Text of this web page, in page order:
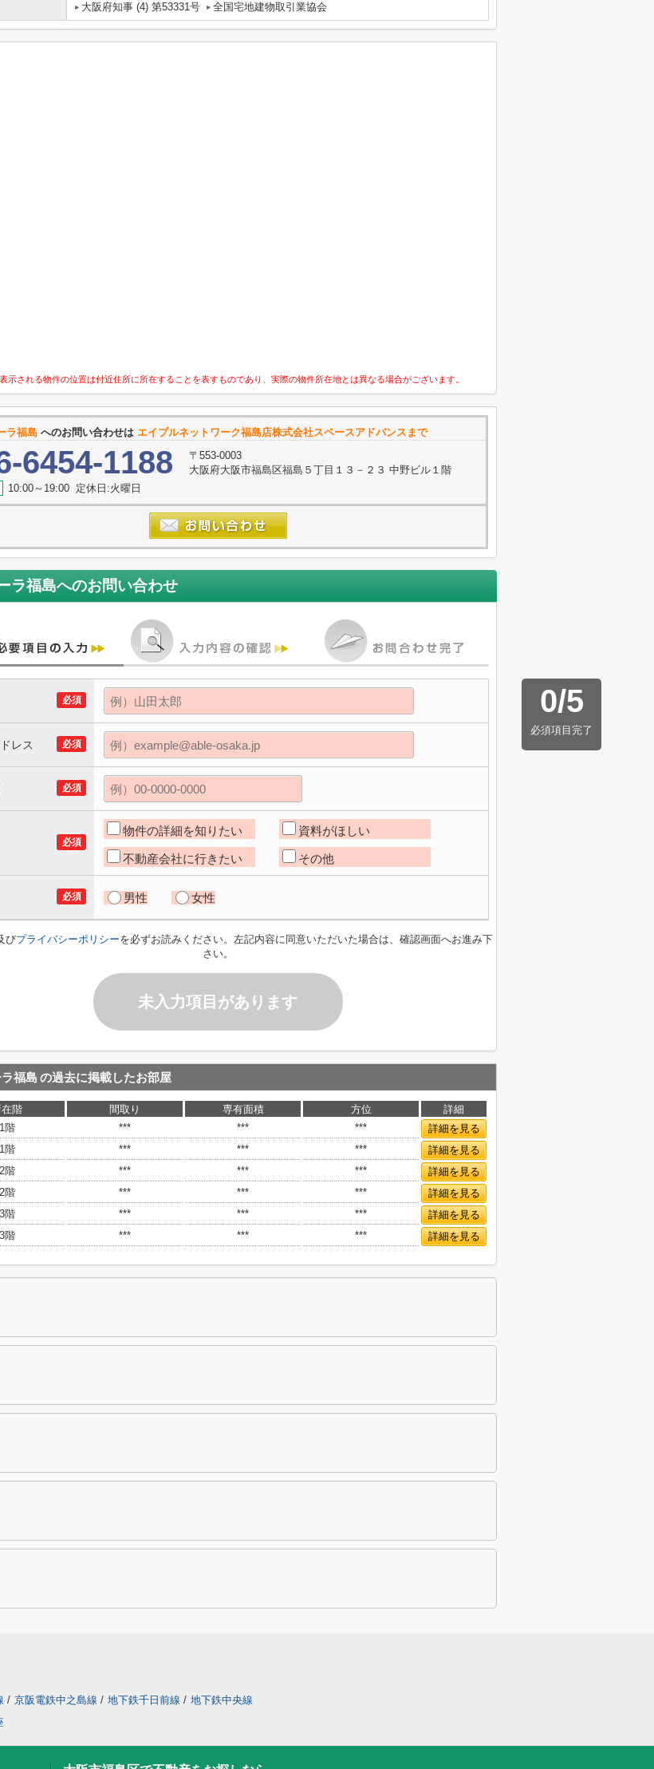
大阪府知事 (4) 第53331号
全国宅地建物取引業協会
示される物件の位置は付近住所に所在することを表すものであり、実際の物件所在地とは異なる場合がございます。
ラ福島 へのお問い合わせは エイブルネットワーク福島店株式会社スペースアドバンスまで
6454-1188
〒553-0003
大阪府大阪市福島区福島５丁目１３－２３ 中野ビル１階
10:00～19:00 定休日:火曜日
ラ福島へのお問い合わせ
0/5
必須項目完了
必須
必須
レス
必須
必須
物件の詳細を知りたい 資料がほしい
不動産会社に行きたい その他
必須 男性 女性
びプライバシーポリシーを必ずお読みください。左記内容に同意いただいた場合は、確認画面へお進み下
さい。
未入力項目があります
福島 の過去に掲載したお部屋
在階 間取り 専有面積 方位
詳細
1階
*** *** ***
詳細を見る
1階
*** *** ***
詳細を見る
2階
*** *** ***
詳細を見る
2階
*** *** ***
詳細を見る
3階
*** *** ***
詳細を見る
3階
*** *** *** 詳細を見る
/ 京阪電鉄中之島線 / 地下鉄千日前線 / 地下鉄中央線